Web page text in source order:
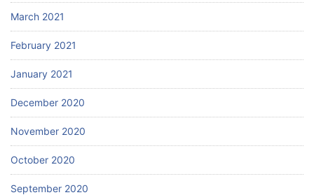
March 2021
February 2021
January 2021
December 2020
November 2020
October 2020
September 2020